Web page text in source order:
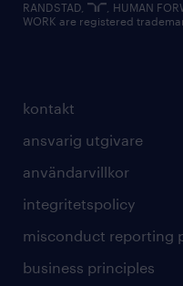
kontakt
ansvarig utgivare
användarvillkor
integritetspolicy
misconduct reporting
business principles
RANDSTAD,
, HUMAN
WORK are registered